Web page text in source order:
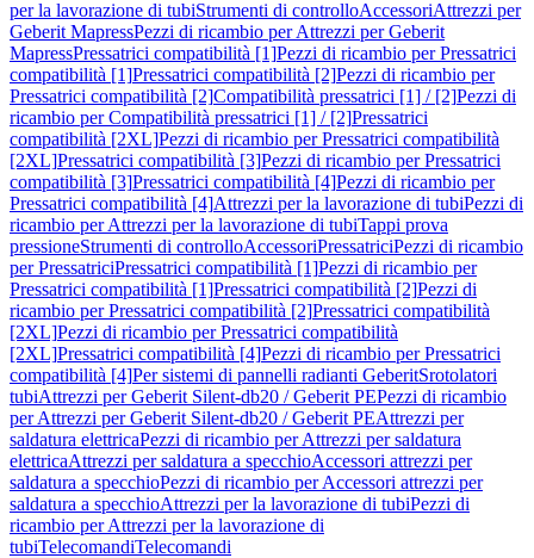
per la lavorazione di tubiStrumenti di controlloAccessoriAttrezzi per
Geberit MapressPezzi di ricambio per Attrezzi per Geberit
MapressPressatrici compatibilità [1]Pezzi di ricambio per Pressatrici
compatibilità [1]Pressatrici compatibilità [2]Pezzi di ricambio per
Pressatrici compatibilità [2]Compatibilità pressatrici [1] / [2]Pezzi di
ricambio per Compatibilità pressatrici [1] / [2]Pressatrici
compatibilità [2XL]Pezzi di ricambio per Pressatrici compatibilità
[2XL]Pressatrici compatibilità [3]Pezzi di ricambio per Pressatrici
compatibilità [3]Pressatrici compatibilità [4]Pezzi di ricambio per
Pressatrici compatibilità [4]Attrezzi per la lavorazione di tubiPezzi di
ricambio per Attrezzi per la lavorazione di tubiTappi prova
pressioneStrumenti di controlloAccessoriPressatriciPezzi di ricambio
per PressatriciPressatrici compatibilità [1]Pezzi di ricambio per
Pressatrici compatibilità [1]Pressatrici compatibilità [2]Pezzi di
ricambio per Pressatrici compatibilità [2]Pressatrici compatibilità
[2XL]Pezzi di ricambio per Pressatrici compatibilità
[2XL]Pressatrici compatibilità [4]Pezzi di ricambio per Pressatrici
compatibilità [4]Per sistemi di pannelli radianti GeberitSrotolatori
tubiAttrezzi per Geberit Silent-db20 / Geberit PEPezzi di ricambio
per Attrezzi per Geberit Silent-db20 / Geberit PEAttrezzi per
saldatura elettricaPezzi di ricambio per Attrezzi per saldatura
elettricaAttrezzi per saldatura a specchioAccessori attrezzi per
saldatura a specchioPezzi di ricambio per Accessori attrezzi per
saldatura a specchioAttrezzi per la lavorazione di tubiPezzi di
ricambio per Attrezzi per la lavorazione di
tubiTelecomandiTelecomandi